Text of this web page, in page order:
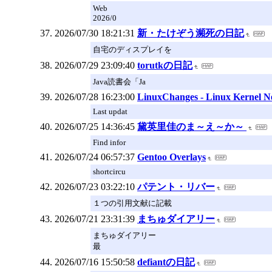
Web
2026/0
2026/07/30 18:21:31 新・たけぞう瀕死の日記
自宅のディスプレイを
2026/07/29 23:09:40 torutkの日記
Java読書会「Ja
2026/07/28 16:23:00 LinuxChanges - Linux Kernel
Last updat
2026/07/25 14:36:45 黛英里佳のま～え～か～
Find infor
2026/07/24 06:57:37 Gentoo Overlays
shortcircu
2026/07/23 03:22:10 パテント・リバー
１つの引用文献に記載
2026/07/21 23:31:39 まちゅダイアリー
まちゅダイアリー
最
2026/07/16 15:50:58 defiantの日記